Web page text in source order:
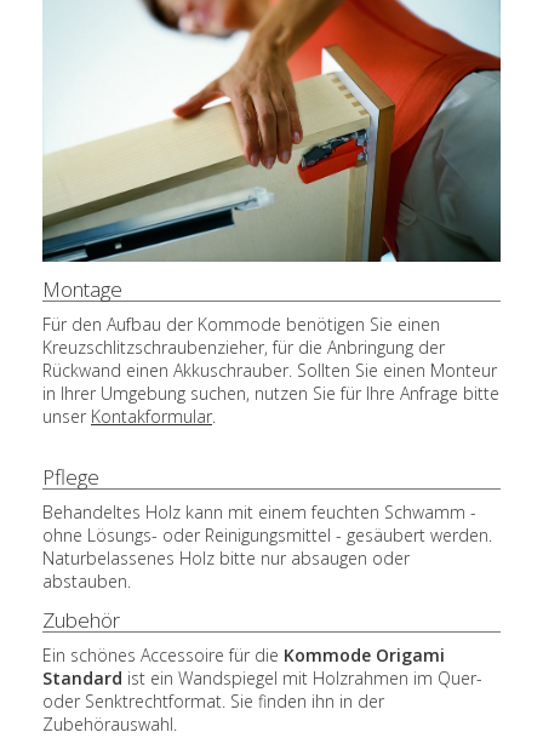
Montage
Für den Aufbau der Kommode benötigen Sie einen
Kreuzschlitzschraubenzieher, für die Anbringung der
Rückwand einen Akkuschrauber. Sollten Sie einen Monteur
in Ihrer Umgebung suchen, nutzen Sie für Ihre Anfrage bitte
unser Kontakformular.
Pflege
Behandeltes Holz kann mit einem feuchten Schwamm -
ohne Lösungs- oder Reinigungsmittel - gesäubert werden.
Naturbelassenes Holz bitte nur absaugen oder
abstauben.
Zubehör
Ein schönes Accessoire für die Kommode Origami
Standard ist ein Wandspiegel mit Holzrahmen im Quer-
oder Senktrechtformat. Sie finden ihn in der
Zubehörauswahl.